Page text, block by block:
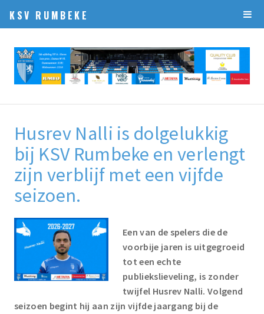
KSV RUMBEKE
Husrev Nalli is dolgelukkig
bij KSV Rumbeke en verlengt
zijn verblijf met een vijfde
seizoen.
Een van de spelers die de
voorbije jaren is uitgegroeid
tot een echte
publiekslieveling, is zonder
twijfel Husrev Nalli. Volgend
seizoen begint hij aan zijn vijfde jaargang bij de